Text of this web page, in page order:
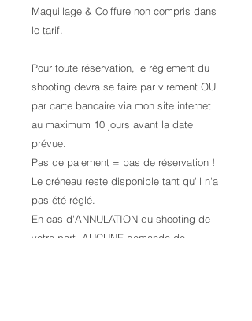
Maquillage & Coiffure non compris dans
le tarif.
Pour toute réservation, le règlement du
shooting devra se faire par virement OU
par carte bancaire via mon site internet
au maximum 10 jours avant la date
prévue.
Pas de paiement = pas de réservation !
Le créneau reste disponible tant qu'il n'a
pas été réglé.
En cas d'ANNULATION du shooting de
votre part, AUCUNE demande de